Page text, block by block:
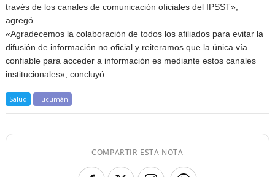
través de los canales de comunicación oficiales del IPSST»,
agregó.
«Agradecemos la colaboración de todos los afiliados para evitar la
difusión de información no oficial y reiteramos que la única vía
confiable para acceder a información es mediante estos canales
institucionales», concluyó.
Salud Tucumán
COMPARTIR ESTA NOTA